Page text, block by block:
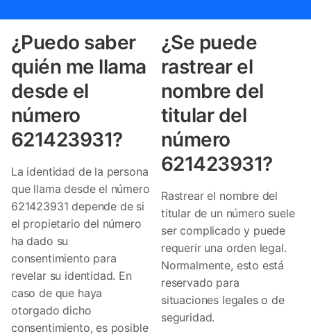
¿Puedo saber
quién me llama
desde el
número
621423931?
La identidad de la persona
que llama desde el número
621423931 depende de si
el propietario del número
ha dado su
consentimiento para
revelar su identidad. En
caso de que haya
otorgado dicho
consentimiento, es posible
¿Se puede
rastrear el
nombre del
titular del
número
621423931?
Rastrear el nombre del
titular de un número suele
ser complicado y puede
requerir una orden legal.
Normalmente, esto está
reservado para
situaciones legales o de
seguridad.